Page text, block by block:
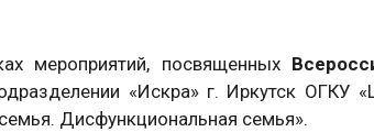
посвященных
«Искра» г. Иркутск ОГКУ
Дисфункциональная семья».